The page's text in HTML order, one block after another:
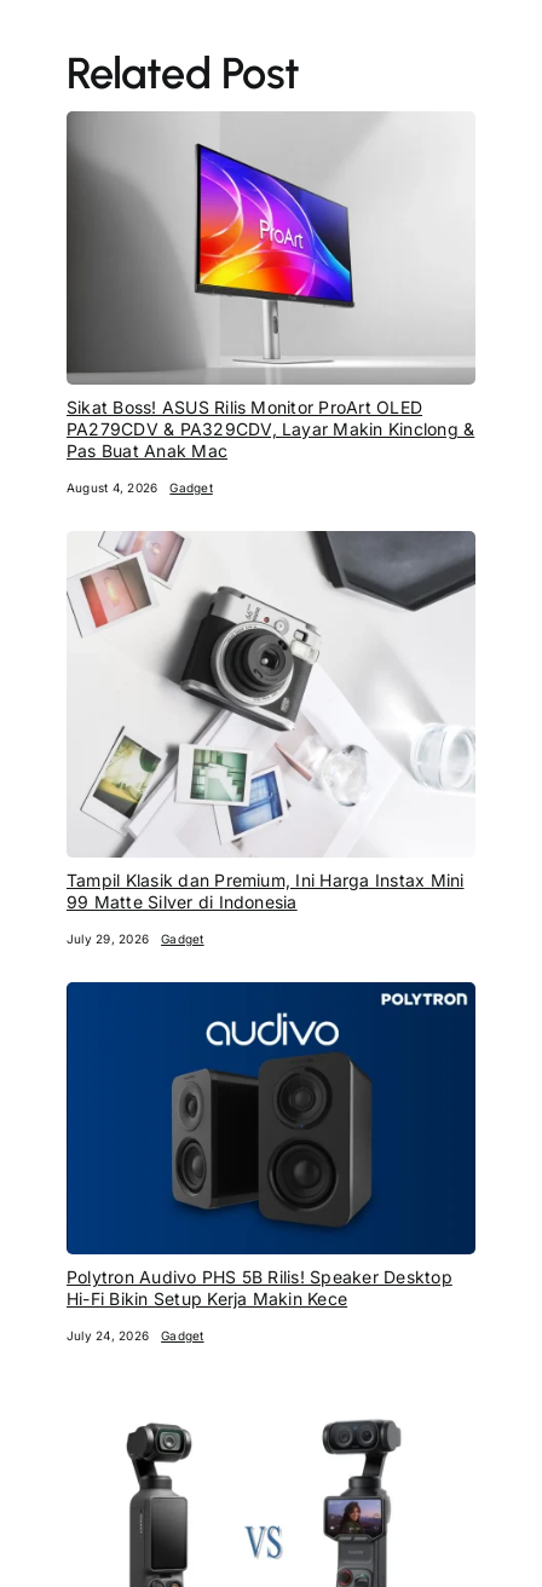
Related Post
Sikat Boss! ASUS Rilis Monitor ProArt OLED
PA279CDV & PA329CDV, Layar Makin Kinclong &
Pas Buat Anak Mac
August 4, 2026 Gadget
Tampil Klasik dan Premium, Ini Harga Instax Mini
99 Matte Silver di Indonesia
July 29, 2026 Gadget
Polytron Audivo PHS 5B Rilis! Speaker Desktop
Hi-Fi Bikin Setup Kerja Makin Kece
July 24, 2026 Gadget